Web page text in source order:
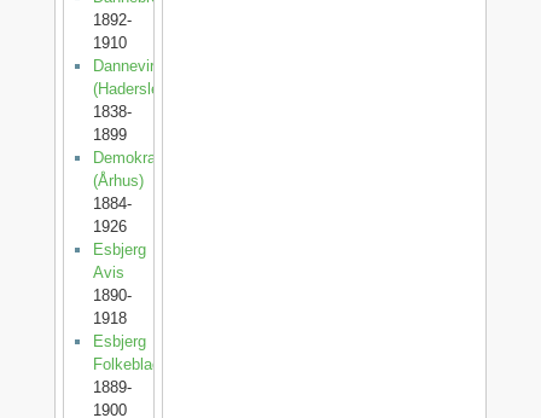
1892-
1910
Dannevirke
(Haderslev)
1838-
1899
Demokraten
(Århus)
1884-
1926
Esbjerg
Avis
1890-
1918
Esbjerg
Folkeblad
1889-
1900